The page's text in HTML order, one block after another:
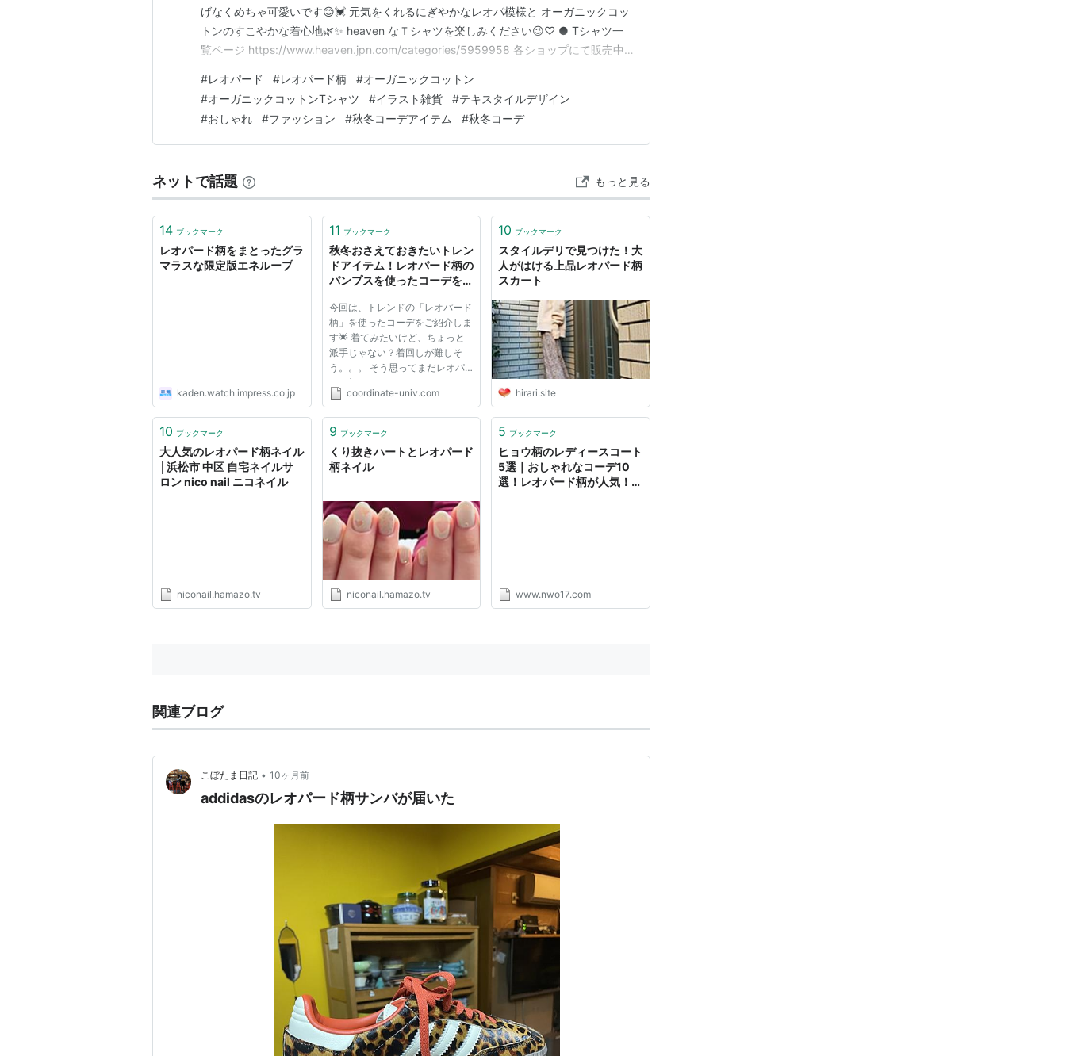
げなくめちゃ可愛いです😊💓 元気をくれるにぎやかなレオパ模様と オーガニックコッ
トンのすこやかな着心地🌿✨ heaven なＴシャツを楽しみください😉♡ ● Tシャツ一
覧ページ https://www.heaven.jpn.com/categories/5959958 各ショップにて販売中
アプリ https://t…
#レオパード #レオパード柄 #オーガニックコットン
#オーガニックコットンTシャツ #イラスト雑貨 #テキスタイルデザイン
#おしゃれ #ファッション #秋冬コーデアイテム #秋冬コーデ
ネットで話題 もっと見る
14 ブックマーク
レオパード柄をまとったグラ
マラスな限定版エネループ
kaden.watch.impress.co.jp
11 ブックマーク
秋冬おさえておきたいトレン
ドアイテム！レオパード柄の
パンプスを使ったコーデをご
今回は、トレンドの「レオパード
柄」を使ったコーデをご紹介しま
す🌟 着てみたいけど、ちょっと
派手じゃない？着回しが難しそ
う。。。 そう思ってまだレオパ
ード柄にチャレンジできていない
方は、ぜひ最後まで読んでいって
coordinate-univ.com
10 ブックマーク
スタイルデリで見つけた！大
人がはける上品レオパード柄
スカート
hirari.site
10 ブックマーク
大人気のレオパード柄ネイル
│浜松市 中区 自宅ネイルサ
ロン nico nail ニコネイル
niconail.hamazo.tv
9 ブックマーク
くり抜きハートとレオパード
柄ネイル
niconail.hamazo.tv
5 ブックマーク
ヒョウ柄のレディースコート
5選｜おしゃれなコーデ10
選！レオパード柄が人気！
www.nwo17.com
関連ブログ
こぼたま日記 • 10ヶ月前
addidasのレオパード柄サンバが届いた